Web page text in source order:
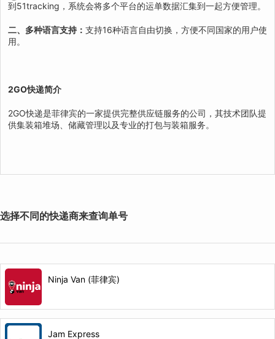
到51tracking，系统会将多个平台的运单数据汇集到一起方便管理。
二、多种语言支持： 支持16种语言自由切换，方便不同国家的用户使
用。
2GO快递简介
2GO快递是菲律宾的一家提供完整供应链服务的公司，其技术团队提
供集装箱堆场、储藏管理以及专业的打包与装箱服务。
选择不同的快递商来查询单号
Ninja Van (菲律宾)
Jam Express